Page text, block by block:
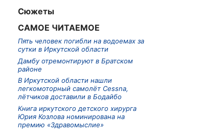
Сюжеты
САМОЕ ЧИТАЕМОЕ
Пять человек погибли на водоемах за
сутки в Иркутской области
Дамбу отремонтируют в Братском
районе
В Иркутской области нашли
легкомоторный самолёт Cessna,
лётчиков доставили в Бодайбо
Книга иркутского детского хирурга
Юрия Козлова номинирована на
премию «Здравомыслие»